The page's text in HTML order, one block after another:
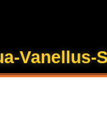
Vanellus-